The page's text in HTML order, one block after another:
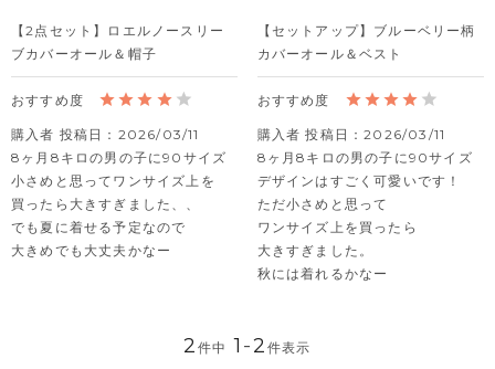
【2点セット】ロエルノースリー
ブカバーオール＆帽子
購入者 投稿日
2026/03/11
8ヶ月8キロの男の子に90サイズ
小さめと思ってワンサイズ上を
買ったら大きすぎました、、
でも夏に着せる予定なので
大きめでも大丈夫かなー
【セットアップ】ブルーベリー柄
カバーオール＆ベスト
購入者 投稿日
2026/03/11
8ヶ月8キロの男の子に90サイズ
デザインはすごく可愛いです！
ただ小さめと思って
ワンサイズ上を買ったら
大きすぎました。
秋には着れるかなー
2件中 1 -2 件表示